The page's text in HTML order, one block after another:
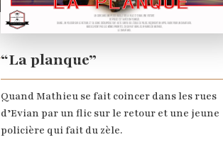
“La planque”
Quand Mathieu se fait coincer dans les rues
d’Evian par un flic sur le retour et une jeune
policière qui fait du zèle.